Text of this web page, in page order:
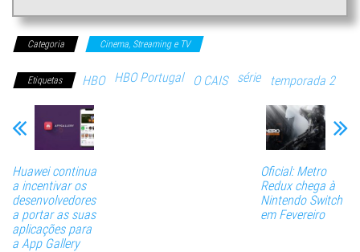
Categoria Cinema, Streaming e TV
Etiquetas HBO HBO Portugal O CAIS série temporada 2
Huawei continua
a incentivar os
desenvolvedores
a portar as suas
aplicações para
a App Gallery
Oficial: Metro
Redux chega à
Nintendo Switch
em Fevereiro